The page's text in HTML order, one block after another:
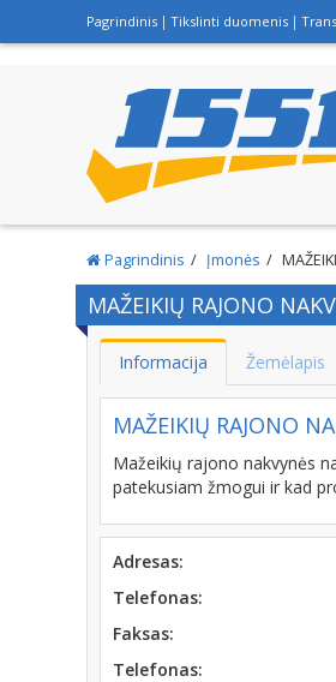
Pagrindinis Tikslinti duomenis
Pagrindinis Įmonės
MAŽEIKIŲ RAJONO
Informacija Žemėlapis
MAŽEIKIŲ RAJONO
Mažeikių rajono nakvynės
patekusiam žmogui ir kad
Adresas:
Telefonas:
Faksas:
Telefonas: